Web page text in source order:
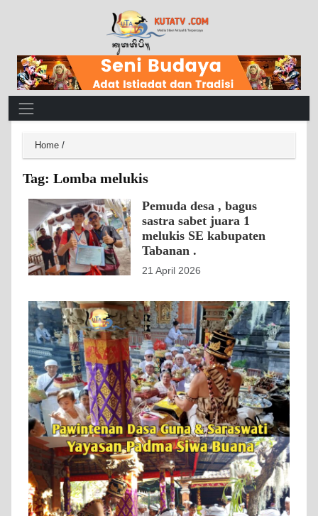
Main Navigation
Home /
Tag: Lomba melukis
Pemuda desa , bagus
sastra sabet juara 1
melukis SE kabupaten
Tabanan .
21 April 2026